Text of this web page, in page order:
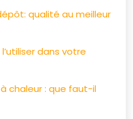
qualité au meilleur
dans votre
chaleur : que faut-il